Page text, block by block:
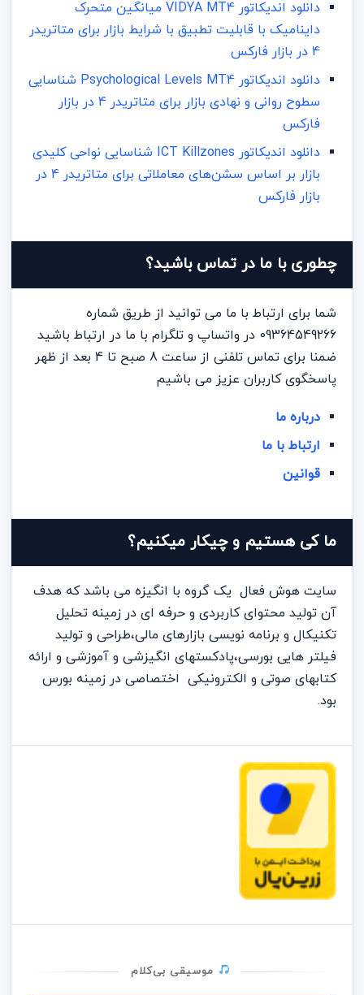
دانلود اندیکاتور VIDYA MT4 میانگین متحرک
داینامیک با قابلیت تطبیق با شرایط بازار برای متاتریدر
4 در بازار فارکس
دانلود اندیکاتور Psychological Levels MT4 شناسایی
سطوح روانی و نهادی بازار برای متاتریدر 4 در بازار
فارکس
دانلود اندیکاتور ICT Killzones شناسایی نواحی کلیدی
بازار بر اساس سشن‌های معاملاتی برای متاتریدر 4 در
بازار فارکس
چطوری با ما در تماس باشید؟
شما برای ارتباط با ما می توانید از طریق شماره
09364549266 در واتساپ و تلگرام با ما در ارتباط باشید
ضمنا برای تماس تلفنی از ساعت 8 صبح تا 4 بعد از ظهر
پاسخگوی کاربران عزیز می باشیم
درباره ما
ارتباط با ما
قوانین
ما کی هستیم و چیکار میکنیم؟
سایت هوش فعال یک گروه با انگیزه می باشد که هدف
آن تولید محتوای کاربردی و حرفه ای در زمینه تحلیل
تکنیکال و برنامه نویسی بازارهای مالی،طراحی و تولید
فیلتر هایی بورسی،پادکستهای انگیزشی و آموزشی و ارائه
کتابهای صوتی و الکترونیکی اختصاصی در زمینه بورس
بود.
موسیقی بی‌کلام